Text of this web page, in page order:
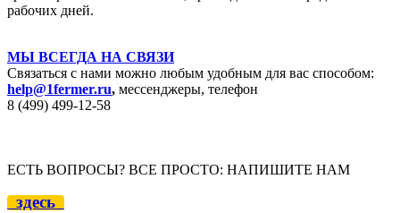
рабочих дней.
МЫ ВСЕГДА НА СВЯЗИ
Связаться с нами можно любым удобным для вас способом:
help@1fermer.ru, мессенджеры, телефон
8 (499) 499-12-58
ЕСТЬ ВОПРОСЫ? ВСЕ ПРОСТО: НАПИШИТЕ НАМ
здесь